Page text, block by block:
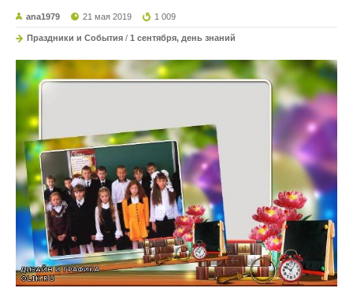
ana1979 21 мая 2019 1 009
Праздники и События / 1 сентября, день знаний